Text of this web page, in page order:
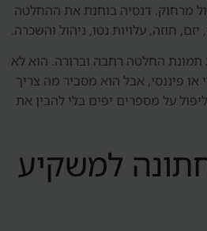
מרחוק. דנסיה בוחנת את ההחלטה
חוזה, עלויות נטו, ניהול והשכרה.
תמונת החלטה רחבה וברורה. הוא לא
או פיננסי, אבל הוא מסביר מה צריך
על מספרים יפים בלי להבין את
למשקיע